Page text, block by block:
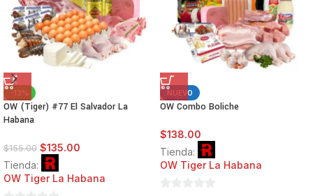
-13%
OW (Tiger) #77 El Salvador La
Habana
$155.00 $135.00
Tienda:
OW Tiger La Habana
NUEVO
OW Combo Boliche
$138.00
Tienda:
OW Tiger La Habana